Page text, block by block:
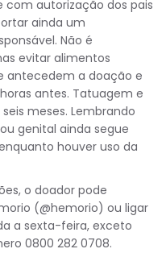
com autorização dos pais
ainda um
Não é
evitar alimentos
antecedem a doação e
antes. Tatuagem e
meses. Lembrando
genital ainda segue
houver uso da
o doador pode
(@hemorio) ou ligar
a sexta-feira, exceto
0800 282 0708.